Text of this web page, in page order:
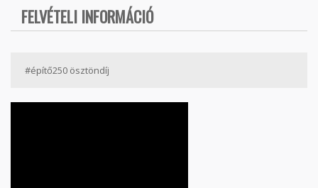
FELVÉTELI INFORMÁCIÓ
#építő250 ösztöndíj